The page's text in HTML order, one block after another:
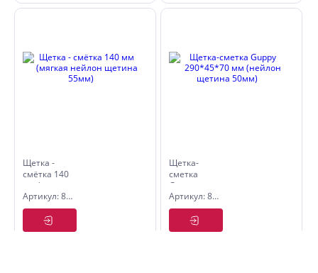
Щетка -
смётка 140
мм (мягкая
нейлон
щетина
55мм)
Артикул: 8005901
Щетка-
сметка
Guppy
290*45*70
мм
(нейлон
щетина
Артикул: 8005900